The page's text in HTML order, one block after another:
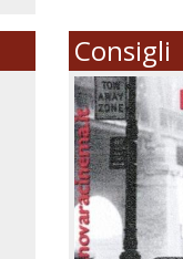
Consigli